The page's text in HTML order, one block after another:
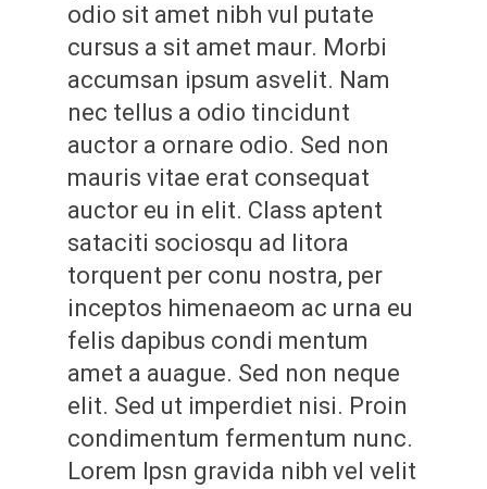
odio sit amet nibh vul putate
cursus a sit amet maur. Morbi
accumsan ipsum asvelit. Nam
nec tellus a odio tincidunt
auctor a ornare odio. Sed non
mauris vitae erat consequat
auctor eu in elit. Class aptent
sataciti sociosqu ad litora
torquent per conu nostra, per
inceptos himenaeom ac urna eu
felis dapibus condi mentum
amet a auague. Sed non neque
elit. Sed ut imperdiet nisi. Proin
condimentum fermentum nunc.
Lorem Ipsn gravida nibh vel velit